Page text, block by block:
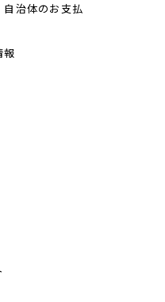
治体のお支払
報